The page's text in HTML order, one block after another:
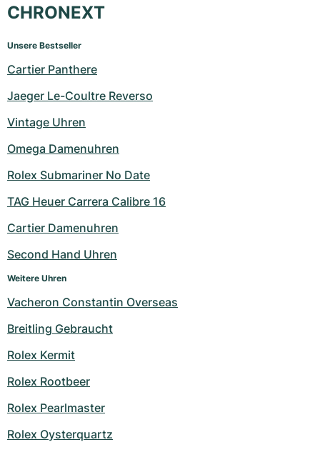
CHRONEXT
Unsere Bestseller
Cartier Panthere
Jaeger Le-Coultre Reverso
Vintage Uhren
Omega Damenuhren
Rolex Submariner No Date
TAG Heuer Carrera Calibre 16
Cartier Damenuhren
Second Hand Uhren
Weitere Uhren
Vacheron Constantin Overseas
Breitling Gebraucht
Rolex Kermit
Rolex Rootbeer
Rolex Pearlmaster
Rolex Oysterquartz